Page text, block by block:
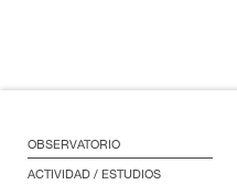
OBSERVATORIO
ACTIVIDAD / ESTUDIOS